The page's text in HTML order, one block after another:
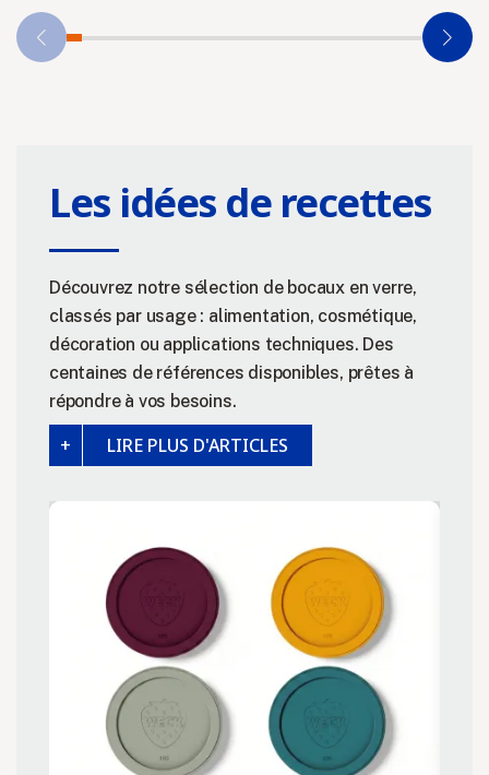
Les idées de recettes
Découvrez notre sélection de bocaux en verre,
classés par usage : alimentation, cosmétique,
décoration ou applications techniques. Des
centaines de références disponibles, prêtes à
répondre à vos besoins.
LIRE PLUS D'ARTICLES